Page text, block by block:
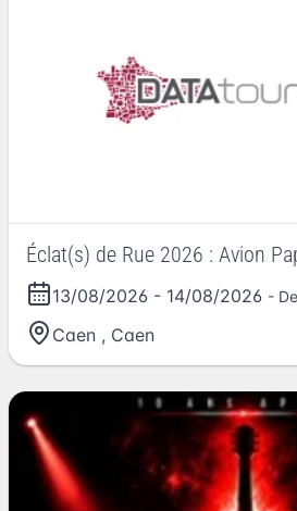
Éclat(s) de Rue 2026 : Avion
13/08/2026 - 14/08/2026 -
Caen , Caen